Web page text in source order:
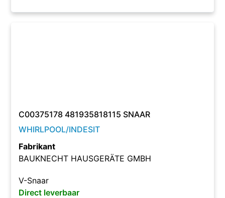
C00375178 481935818115 SNAAR
WHIRLPOOL/INDESIT
Fabrikant
BAUKNECHT HAUSGERÄTE GMBH
V-Snaar
Direct leverbaar